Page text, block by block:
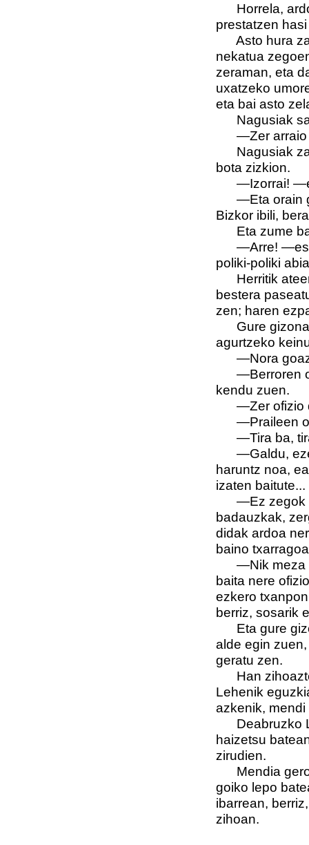
Horrela, ardo
prestatzen
Asto hura
nekatua
zeraman, eta
uxatzeko
eta bai asto
Nagusiak
—Zer arraio
Nagusiak
bota zizkion.
—Izorrai!
—Eta orain
Bizkor ibili,
Eta zume
—Arre!
poliki-poliki
Herritik
bestera
zen; haren
Gure gizona
agurtzeko
—Nora
—Berroren
kendu zuen.
—Zer ofizio
—Praileen
—Tira ba, tira
—Galdu, ezer
haruntz noa,
izaten baitute...
—Ez zegok
badauzkak,
didak ardoa
baino
—Nik meza
baita nere
ezkero
berriz, sosarik
Eta gure
alde egin
geratu zen.
Han
Lehenik
azkenik,
Deabruzko
haizetsu
zirudien.
Mendia gero
goiko lepo
ibarrean,
zihoan.